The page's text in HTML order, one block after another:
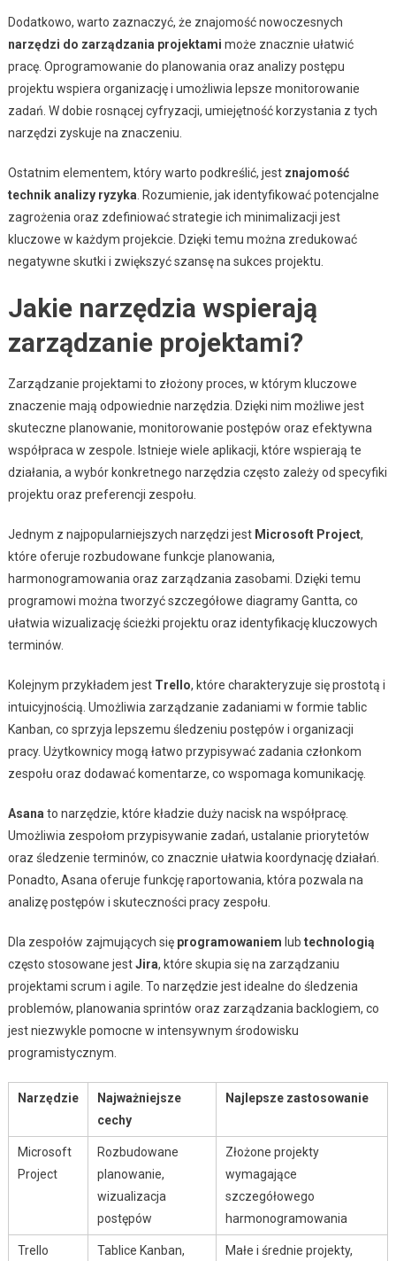
Dodatkowo, warto zaznaczyć, że znajomość nowoczesnych
narzędzi do zarządzania projektami może znacznie ułatwić
pracę. Oprogramowanie do planowania oraz analizy postępu
projektu wspiera organizację i umożliwia lepsze monitorowanie
zadań. W dobie rosnącej cyfryzacji, umiejętność korzystania z tych
narzędzi zyskuje na znaczeniu.
Ostatnim elementem, który warto podkreślić, jest znajomość
technik analizy ryzyka. Rozumienie, jak identyfikować potencjalne
zagrożenia oraz zdefiniować strategie ich minimalizacji jest
kluczowe w każdym projekcie. Dzięki temu można zredukować
negatywne skutki i zwiększyć szansę na sukces projektu.
Jakie narzędzia wspierają
zarządzanie projektami?
Zarządzanie projektami to złożony proces, w którym kluczowe
znaczenie mają odpowiednie narzędzia. Dzięki nim możliwe jest
skuteczne planowanie, monitorowanie postępów oraz efektywna
współpraca w zespole. Istnieje wiele aplikacji, które wspierają te
działania, a wybór konkretnego narzędzia często zależy od specyfiki
projektu oraz preferencji zespołu.
Jednym z najpopularniejszych narzędzi jest Microsoft Project,
które oferuje rozbudowane funkcje planowania,
harmonogramowania oraz zarządzania zasobami. Dzięki temu
programowi można tworzyć szczegółowe diagramy Gantta, co
ułatwia wizualizację ścieżki projektu oraz identyfikację kluczowych
terminów.
Kolejnym przykładem jest Trello, które charakteryzuje się prostotą i
intuicyjnością. Umożliwia zarządzanie zadaniami w formie tablic
Kanban, co sprzyja lepszemu śledzeniu postępów i organizacji
pracy. Użytkownicy mogą łatwo przypisywać zadania członkom
zespołu oraz dodawać komentarze, co wspomaga komunikację.
Asanato narzędzie, które kładzie duży nacisk na współpracę.
Umożliwia zespołom przypisywanie zadań, ustalanie priorytetów
oraz śledzenie terminów, co znacznie ułatwia koordynację działań.
Ponadto, Asana oferuje funkcję raportowania, która pozwala na
analizę postępów i skuteczności pracy zespołu.
Dla zespołów zajmujących się programowaniem lub technologią
często stosowane jestJira, które skupia się na zarządzaniu
projektami scrum i agile. To narzędzie jest idealne do śledzenia
problemów, planowania sprintów oraz zarządzania backlogiem, co
jest niezwykle pomocne w intensywnym środowisku
programistycznym.
Narzędzie
Najważniejsze
cechy
Najlepsze zastosowanie
Microsoft
Project
Rozbudowane
planowanie,
wizualizacja
postępów
Złożone projekty
wymagające
szczegółowego
harmonogramowania
Trello
Tablice Kanban,
Małe i średnie projekty,